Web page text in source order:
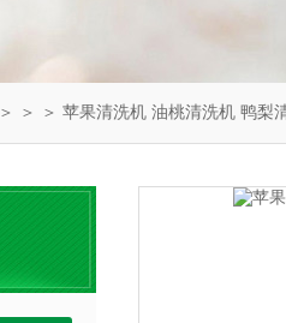
＞ ＞ ＞ 苹果清洗机 油桃清洗机 鸭梨